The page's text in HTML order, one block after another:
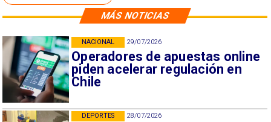
MÁS NOTICIAS
29/07/2026
Operadores de apuestas online
piden acelerar regulación en
Chile
NACIONAL
28/07/2026
DEPORTES